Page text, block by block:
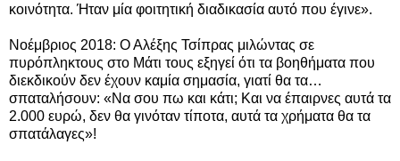
κοινότητα. Ήταν μία φοιτητική διαδικασία αυτό που έγινε».
Νοέμβριος 2018: Ο Αλέξης Τσίπρας μιλώντας σε
πυρόπληκτους στο Μάτι τους εξηγεί ότι τα βοηθήματα που
διεκδικούν δεν έχουν καμία σημασία, γιατί θα τα…
σπαταλήσουν: «Να σου πω και κάτι; Και να έπαιρνες αυτά τα
2.000 ευρώ, δεν θα γινόταν τίποτα, αυτά τα χρήματα θα τα
σπατάλαγες»!